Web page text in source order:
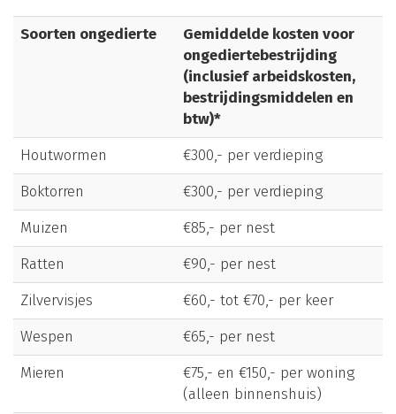
Soorten ongedierte
Gemiddelde kosten voor
ongediertebestrijding
(inclusief arbeidskosten,
bestrijdingsmiddelen en
btw)*
Houtwormen
€300,- per verdieping
Boktorren
€300,- per verdieping
Muizen
€85,- per nest
Ratten
€90,- per nest
Zilvervisjes
€60,- tot €70,- per keer
Wespen
€65,- per nest
Mieren
€75,- en €150,- per woning
(alleen binnenshuis)